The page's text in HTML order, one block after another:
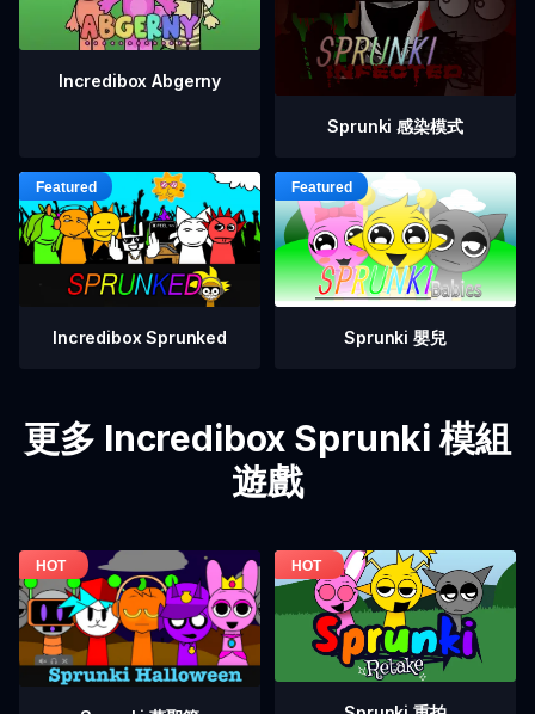
Incredibox Abgerny
Sprunki 感染模式
Incredibox Sprunked Sprunki 嬰兒
更多 Incredibox Sprunki 模組
遊戲